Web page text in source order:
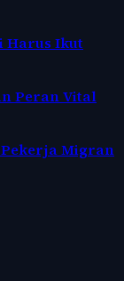
Harus Ikut
Peran Vital
Migran